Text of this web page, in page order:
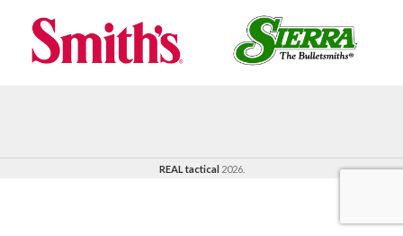
REAL tactical 2026.